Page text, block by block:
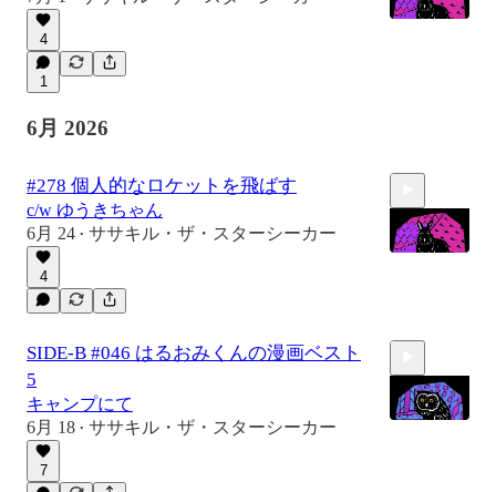
4
1
6月 2026
#278 個人的なロケットを飛ばす
c/w ゆうきちゃん
6月 24 • ササキル・ザ・スターシーカー
4
SIDE-B #046 はるおみくんの漫画ベスト
5
キャンプにて
6月 18 • ササキル・ザ・スターシーカー
7